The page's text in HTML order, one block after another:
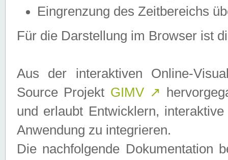
Eingrenzung des Zeitbereichs
Für die Darstellung im Browser ist
Aus der interaktiven Online-
Source Projekt GIMV ↗
und erlaubt Entwicklern,
Anwendung zu integrieren.
Die nachfolgende Dokumentation